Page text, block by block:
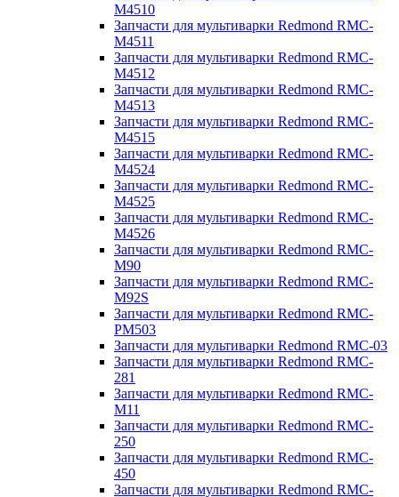
M4510
Запчасти для мультиварки Redmond RMC-
M4511
Запчасти для мультиварки Redmond RMC-
M4512
Запчасти для мультиварки Redmond RMC-
M4513
Запчасти для мультиварки Redmond RMC-
M4515
Запчасти для мультиварки Redmond RMC-
M4524
Запчасти для мультиварки Redmond RMC-
M4525
Запчасти для мультиварки Redmond RMC-
M4526
Запчасти для мультиварки Redmond RMC-
M90
Запчасти для мультиварки Redmond RMC-
M92S
Запчасти для мультиварки Redmond RMC-
PM503
Запчасти для мультиварки Redmond RMC-03
Запчасти для мультиварки Redmond RMC-
281
Запчасти для мультиварки Redmond RMC-
M11
Запчасти для мультиварки Redmond RMC-
250
Запчасти для мультиварки Redmond RMC-
450
Запчасти для мультиварки Redmond RMC-